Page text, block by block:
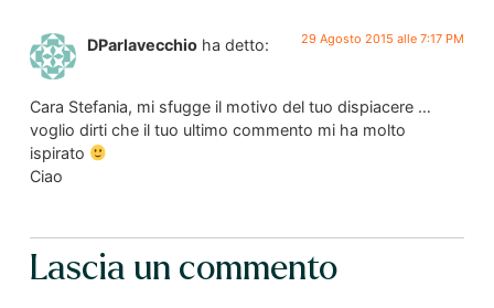
DParlavecchio ha detto: 29 Agosto 2015 alle 7:17 PM
Cara Stefania, mi sfugge il motivo del tuo dispiacere …
voglio dirti che il tuo ultimo commento mi ha molto
ispirato
Ciao
Lascia un commento